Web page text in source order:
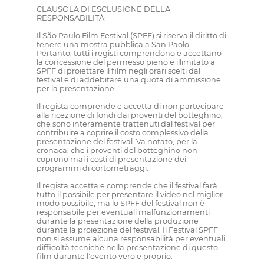
CLAUSOLA DI ESCLUSIONE DELLA
RESPONSABILITÀ:
Il São Paulo Film Festival (SPFF) si riserva il diritto di
tenere una mostra pubblica a San Paolo.
Pertanto, tutti i registi comprendono e accettano
la concessione del permesso pieno e illimitato a
SPFF di proiettare il film negli orari scelti dal
festival e di addebitare una quota di ammissione
per la presentazione.
Il regista comprende e accetta di non partecipare
alla ricezione di fondi dai proventi del botteghino,
che sono interamente trattenuti dal festival per
contribuire a coprire il costo complessivo della
presentazione del festival. Va notato, per la
cronaca, che i proventi del botteghino non
coprono mai i costi di presentazione dei
programmi di cortometraggi.
Il regista accetta e comprende che il festival farà
tutto il possibile per presentare il video nel miglior
modo possibile, ma lo SPFF del festival non è
responsabile per eventuali malfunzionamenti
durante la presentazione della produzione
durante la proiezione del festival. Il Festival SPFF
non si assume alcuna responsabilità per eventuali
difficoltà tecniche nella presentazione di questo
film durante l'evento vero e proprio.